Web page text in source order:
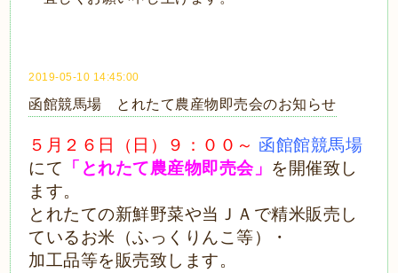
2019-05-10 14:45:00
函館競馬場 とれたて農産物即売会のお知らせ
５月２６日（日）９：００～ 函館館競馬場
にて
「とれたて農産物即売会」 を開催致し
ます。
とれたての新鮮野菜や当ＪＡで精米販売し
ているお米（ふっくりんこ等）・
加工品等を販売致します。